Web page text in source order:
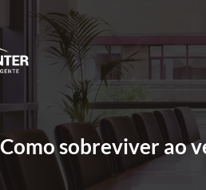
Como sobreviver ao